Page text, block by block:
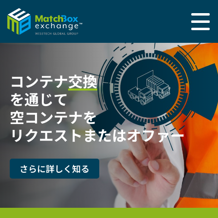
コンテナ交換
を通じて
空コンテナを
リクエストまたはオファー
さらに詳しく知る